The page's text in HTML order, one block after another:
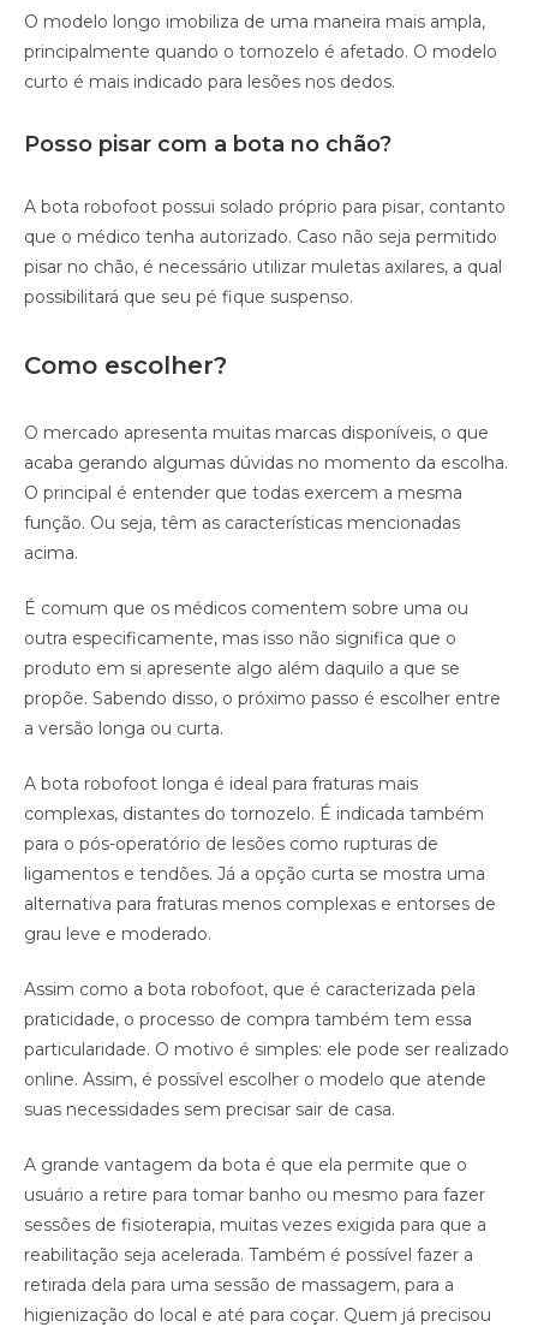
O modelo longo imobiliza de uma maneira mais ampla,
principalmente quando o tornozelo é afetado. O modelo
curto é mais indicado para lesões nos dedos.
Posso pisar com a bota no chão?
A bota robofoot possui solado próprio para pisar, contanto
que o médico tenha autorizado. Caso não seja permitido
pisar no chão, é necessário utilizar muletas axilares, a qual
possibilitará que seu pé fique suspenso.
Como escolher?
O mercado apresenta muitas marcas disponíveis, o que
acaba gerando algumas dúvidas no momento da escolha.
O principal é entender que todas exercem a mesma
função. Ou seja, têm as características mencionadas
acima.
É comum que os médicos comentem sobre uma ou
outra especificamente, mas isso não significa que o
produto em si apresente algo além daquilo a que se
propõe. Sabendo disso, o próximo passo é escolher entre
a versão longa ou curta.
A bota robofoot longa é ideal para fraturas mais
complexas, distantes do tornozelo. É indicada também
para o pós-operatório de lesões como rupturas de
ligamentos e tendões. Já a opção curta se mostra uma
alternativa para fraturas menos complexas e entorses de
grau leve e moderado.
Assim como a bota robofoot, que é caracterizada pela
praticidade, o processo de compra também tem essa
particularidade. O motivo é simples: ele pode ser realizado
online. Assim, é possível escolher o modelo que atende
suas necessidades sem precisar sair de casa.
A grande vantagem da bota é que ela permite que o
usuário a retire para tomar banho ou mesmo para fazer
sessões de fisioterapia, muitas vezes exigida para que a
reabilitação seja acelerada. Também é possível fazer a
retirada dela para uma sessão de massagem, para a
higienização do local e até para coçar. Quem já precisou